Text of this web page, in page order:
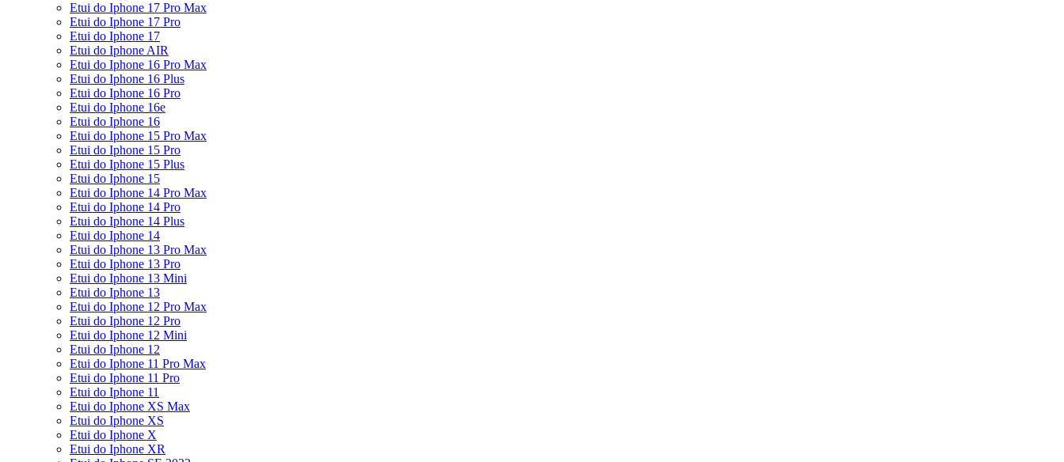
Etui do Iphone 17 Pro Max
Etui do Iphone 17 Pro
Etui do Iphone 17
Etui do Iphone AIR
Etui do Iphone 16 Pro Max
Etui do Iphone 16 Plus
Etui do Iphone 16 Pro
Etui do Iphone 16e
Etui do Iphone 16
Etui do Iphone 15 Pro Max
Etui do Iphone 15 Pro
Etui do Iphone 15 Plus
Etui do Iphone 15
Etui do Iphone 14 Pro Max
Etui do Iphone 14 Pro
Etui do Iphone 14 Plus
Etui do Iphone 14
Etui do Iphone 13 Pro Max
Etui do Iphone 13 Pro
Etui do Iphone 13 Mini
Etui do Iphone 13
Etui do Iphone 12 Pro Max
Etui do Iphone 12 Pro
Etui do Iphone 12 Mini
Etui do Iphone 12
Etui do Iphone 11 Pro Max
Etui do Iphone 11 Pro
Etui do Iphone 11
Etui do Iphone XS Max
Etui do Iphone XS
Etui do Iphone X
Etui do Iphone XR